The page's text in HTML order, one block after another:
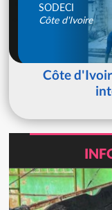
SODECI
Côte d'Ivoire
Côte